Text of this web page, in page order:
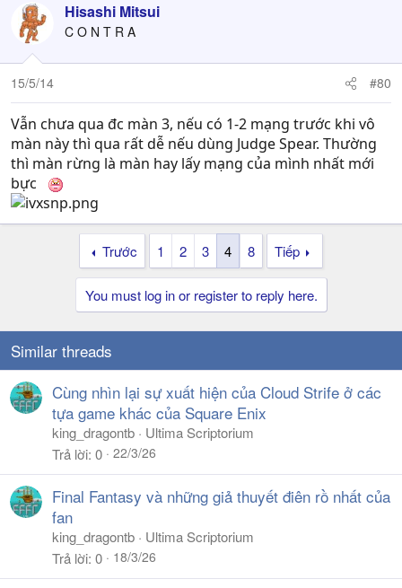
Hisashi Mitsui
C O N T R A
15/5/14 #80
Vẫn chưa qua đc màn 3, nếu có 1-2 mạng trước khi vô
màn này thì qua rất dễ nếu dùng Judge Spear. Thường
thì màn rừng là màn hay lấy mạng của mình nhất mới
bực
Trước 1 2 3 4 8 Tiếp
You must log in or register to reply here.
Similar threads
Cùng nhìn lại sự xuất hiện của Cloud Strife ở các
tựa game khác của Square Enix
king_dragontb
Ultima Scriptorium
Trả lời 0 22/3/26
Final Fantasy và những giả thuyết điên rồ nhất của
fan
king_dragontb
Ultima Scriptorium
Trả lời 0 18/3/26